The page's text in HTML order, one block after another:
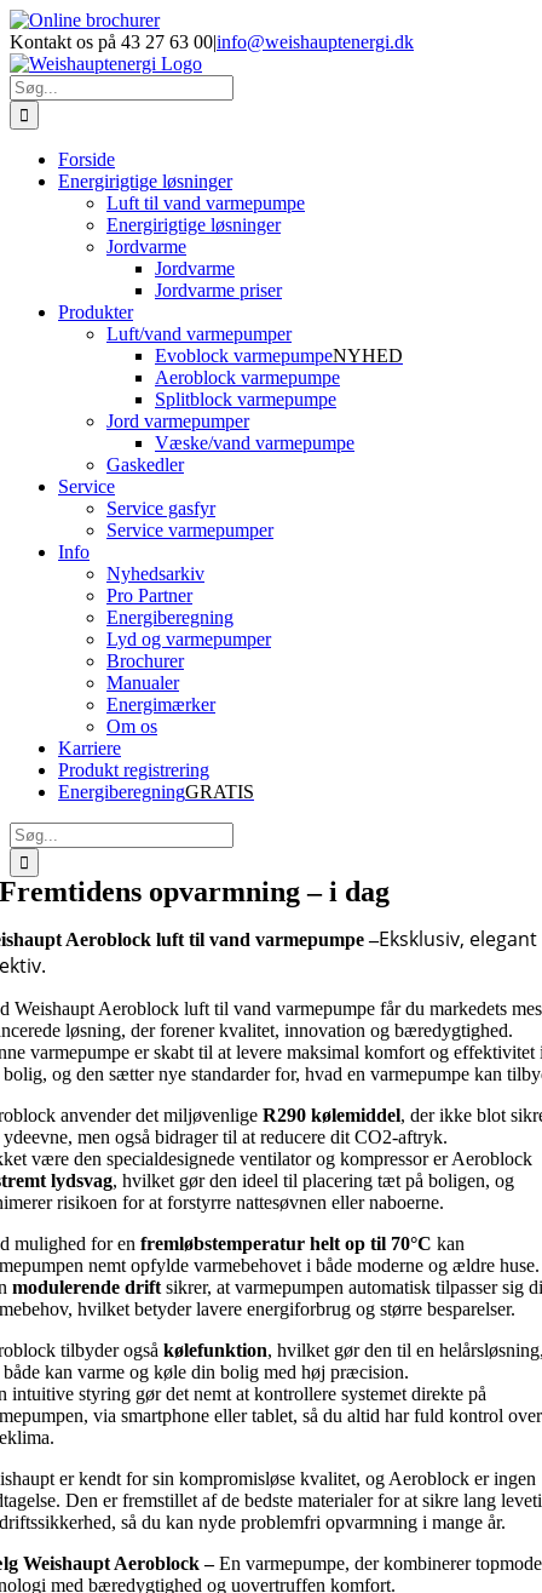
Skip
to
content
Facebook
LinkedIn
YouTube
Online
brochurer
E-
mail
Phone
Kontakt os på 43 27 63 00|info@weishauptenergi.dk
Søg
efter:
Forside
Energirigtige løsninger
Luft til vand varmepumpe
Energirigtige løsninger
Jordvarme
Jordvarme
Jordvarme priser
Produkter
Luft/vand varmepumper
Evoblock varmepumpeNYHED
Aeroblock varmepumpe
Splitblock varmepumpe
Jord varmepumper
Væske/vand varmepumpe
Gaskedler
Service
Service gasfyr
Service varmepumper
Info
Nyhedsarkiv
Pro Partner
Energiberegning
Lyd og varmepumper
Brochurer
Manualer
Energimærker
Om os
Karriere
Produkt registrering
EnergiberegningGRATIS
Søg
efter:
Fremtidens opvarmning – i dag
Aeroblock luft til vand varmepumpe –Eksklusiv,
Weishaupt Aeroblock luft til vand varmepumpe får du markedets
løsning, der forener kvalitet, innovation og bæredygtighed.
varmepumpe er skabt til at levere maksimal komfort og effektivitet
og den sætter nye standarder for, hvad en varmepumpe kan
anvender det miljøvenligeR290 kølemiddel, der ikke blot
men også bidrager til at reducere dit CO2-aftryk.
være den specialdesignede ventilator og kompressor er Aeroblock
lydsvag, hvilket gør den ideel til placering tæt på boligen, og
risikoen for at forstyrre nattesøvnen eller naboerne.
mulighed for enfremløbstemperatur helt op til 70°C kan
nemt opfylde varmebehovet i både moderne og ældre huse.
modulerende drift sikrer, at varmepumpen automatisk tilpasser sig
hvilket betyder lavere energiforbrug og større besparelser.
tilbyder ogsåkølefunktion, hvilket gør den til en
både kan varme og køle din bolig med høj præcision.
intuitive styring gør det nemt at kontrollere systemet direkte på
via smartphone eller tablet, så du altid har fuld kontrol
er kendt for sin kompromisløse kvalitet, og Aeroblock er ingen
Den er fremstillet af de bedste materialer for at sikre lang
så du kan nyde problemfri opvarmning i mange år.
Weishaupt Aeroblock –En varmepumpe, der kombinerer
med bæredygtighed og uovertruffen komfort.